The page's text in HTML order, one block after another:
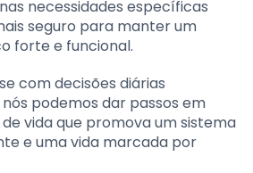
necessidades específicas
seguro para manter um
forte e funcional.
com decisões diárias
podemos dar passos em
vida que promova um sistema
e uma vida marcada por